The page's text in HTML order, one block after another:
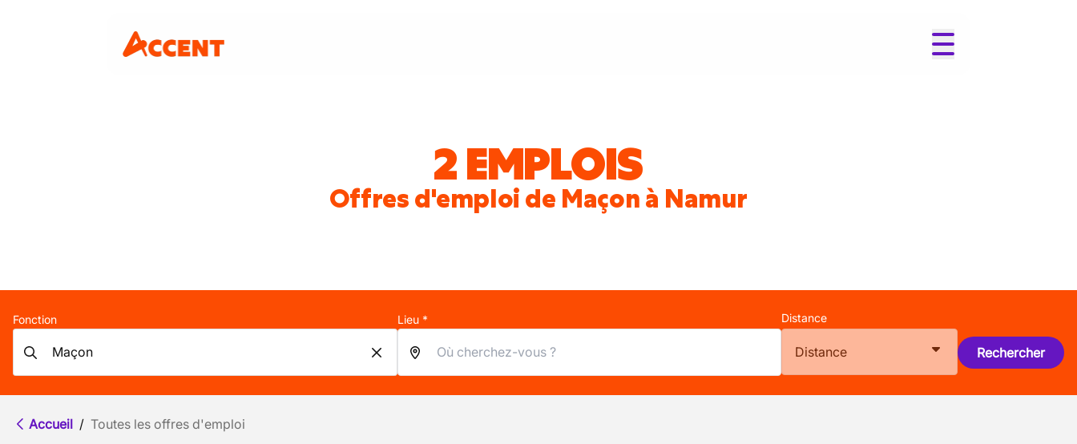
2 EMPLOIS
Offres d'emploi de Maçon à Namur
Fonction Lieu * Distance
Distance Rechercher
Accueil / Toutes les offres d'emploi